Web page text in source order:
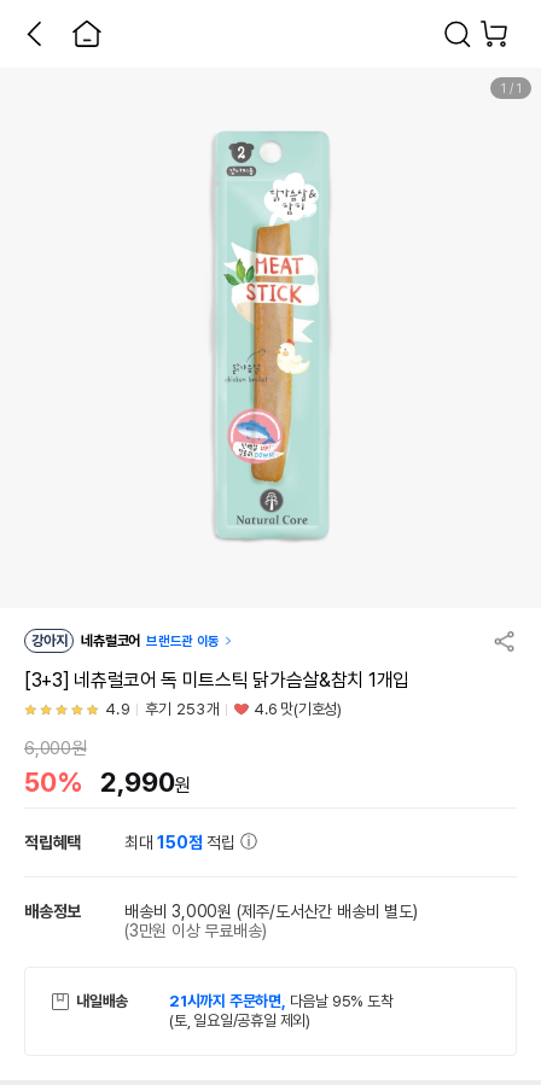
1 / 1
강아지 네츄럴코어 브랜드관 이동
[3+3] 네츄럴코어 독 미트스틱 닭가슴살&참치 1개입
4.9 후기 253개 4.6 맛(기호성)
6,000원
50% 2,990원
적립혜택 최대150점 적립
배송정보 배송비 3,000원 (제주/도서산간 배송비 별도)
(3만원 이상 무료배송)
내일배송 21시까지 주문하면, 다음날 95% 도착
(토, 일요일/공휴일 제외)